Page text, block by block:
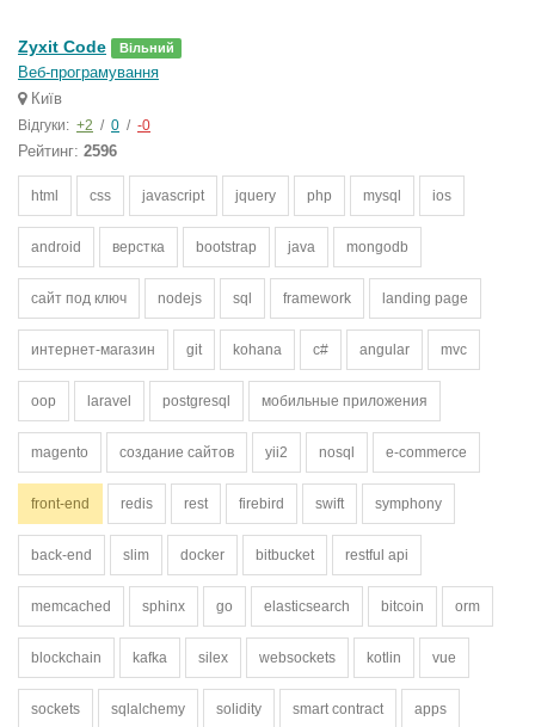
Zyxit Code Вільний
Веб-програмування
Київ
Відгуки: +2 / 0 / -0
Рейтинг: 2596
html css javascript jquery php mysql ios
android верстка bootstrap java mongodb
сайт под ключ nodejs sql framework landing page
интернет-магазин git kohana c# angular mvc
oop laravel postgresql мобильные приложения
magento создание сайтов yii2 nosql e-commerce
front-end redis rest firebird swift symphony
back-end slim docker bitbucket restful api
memcached sphinx go elasticsearch bitcoin orm
blockchain kafka silex websockets kotlin vue
sockets sqlalchemy solidity smart contract apps